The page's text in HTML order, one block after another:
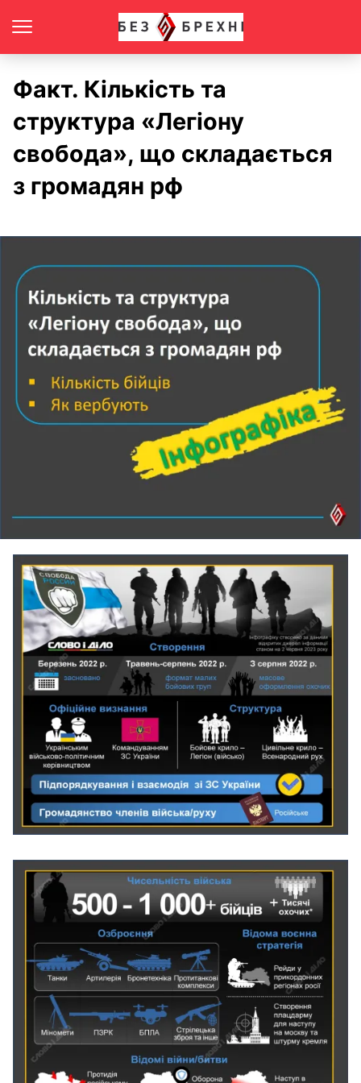
Факт. Кількість та
структура «Легіону
свобода», що складається
з громадян рф